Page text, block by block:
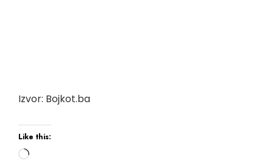
Izvor: Bojkot.ba
Like this: